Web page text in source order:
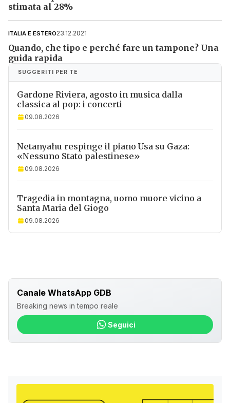
stimata al 28%
ITALIA E ESTERO23.12.2021
Quando, che tipo e perché fare un tampone? Una
guida rapida
SUGGERITI PER TE
Gardone Riviera, agosto in musica dalla
classica al pop: i concerti
09.08.2026
Netanyahu respinge il piano Usa su Gaza:
«Nessuno Stato palestinese»
09.08.2026
Tragedia in montagna, uomo muore vicino a
Santa Maria del Giogo
09.08.2026
Canale WhatsApp GDB
Breaking news in tempo reale
Seguici